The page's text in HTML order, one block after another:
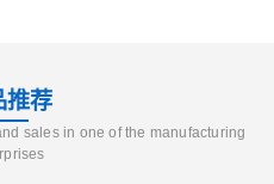
推荐
sales in one of the manufacturing